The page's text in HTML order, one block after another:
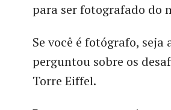
para ser fotografado do
Se você é fotógrafo,
perguntou sobre os
Torre Eiffel.